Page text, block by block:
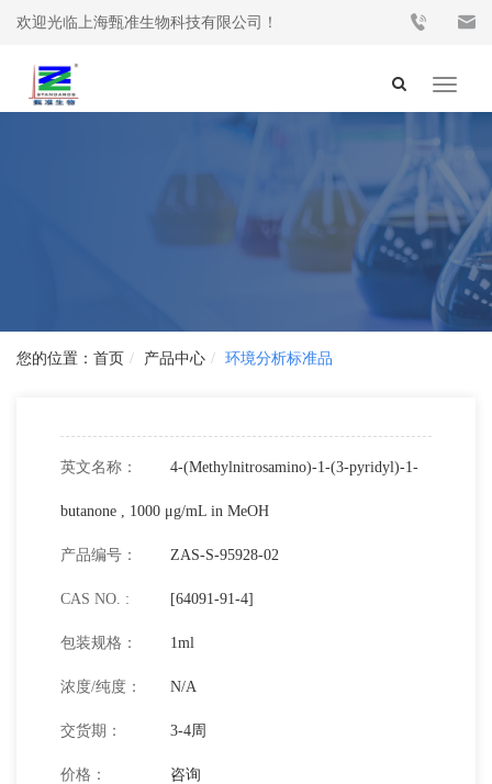
欢迎光临上海甄准生物科技有限公司！
Toggle
首页 产品中心 环境分析标准品
英文名称： 4-(Methylnitrosamino)-1-(3-pyridyl)-1-
butanone , 1000 μg/mL in MeOH
产品编号： ZAS-S-95928-02
CAS NO. : [64091-91-4]
包装规格： 1ml
浓度/纯度： N/A
交货期： 3-4周
价格： 咨询